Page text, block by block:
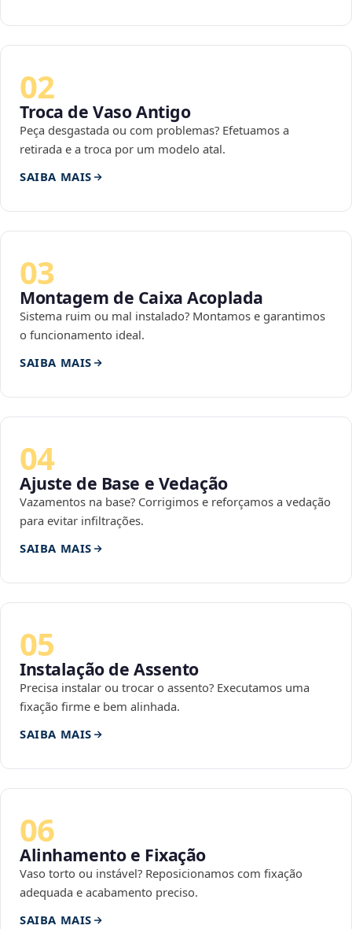
02
Troca de Vaso Antigo
Peça desgastada ou com problemas? Efetuamos a
retirada e a troca por um modelo atal.
SAIBA MAIS
03
Montagem de Caixa Acoplada
Sistema ruim ou mal instalado? Montamos e garantimos
o funcionamento ideal.
SAIBA MAIS
04
Ajuste de Base e Vedação
Vazamentos na base? Corrigimos e reforçamos a vedação
para evitar infiltrações.
SAIBA MAIS
05
Instalação de Assento
Precisa instalar ou trocar o assento? Executamos uma
fixação firme e bem alinhada.
SAIBA MAIS
06
Alinhamento e Fixação
Vaso torto ou instável? Reposicionamos com fixação
adequada e acabamento preciso.
SAIBA MAIS